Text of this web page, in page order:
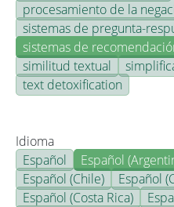
procesamiento de la
sistemas de pregunta-
sistemas de
similitud textual
text detoxification
Idioma
Español
Español
Español (Chile)
Español
Español (Costa Rica)